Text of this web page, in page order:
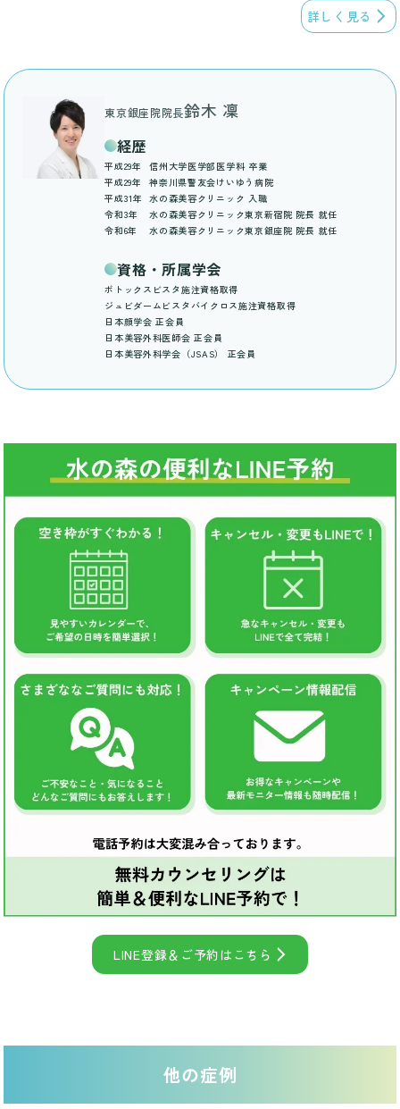
詳しく見る
東京銀座院院長鈴木 凜
経歴
平成29年
信州大学医学部医学科 卒業
平成29年
神奈川県警友会けいゆう病院
平成31年
水の森美容クリニック 入職
令和3年
水の森美容クリニック東京新宿院 院長 就任
令和6年
水の森美容クリニック東京銀座院 院長 就任
資格・所属学会
ボトックスビスタ施注資格取得
ジュビダームビスタバイクロス施注資格取得
日本顔学会 正会員
日本美容外科医師会 正会員
日本美容外科学会（JSAS） 正会員
LINE登録＆ご予約はこちら
他の症例